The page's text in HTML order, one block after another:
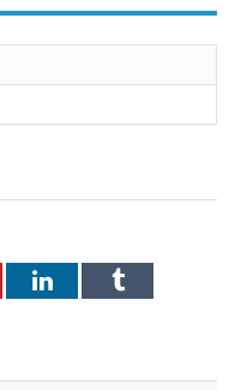
LinkedInTumblr